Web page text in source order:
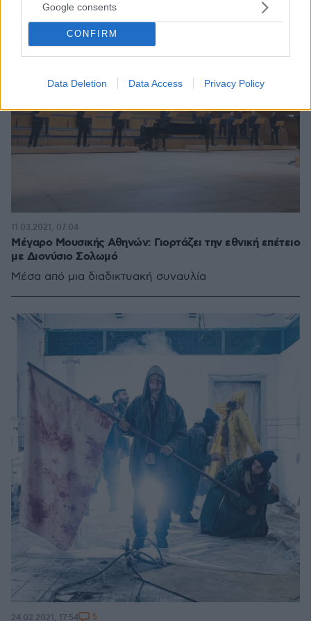
Google consents
CONFIRM
Data Deletion Data Access Privacy Policy
Μέγαρο Μουσικής Αθηνών: Γιορτάζει την εθνική επέτειο
με Διονύσιο Σολωμό
Μέσα από μια διαδικτυακή συναυλία
11.03.2021, 07:04
24.02.2021, 17:54 5